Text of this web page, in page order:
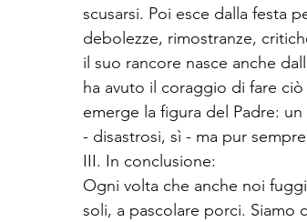
scusarsi. Poi esce dalla festa
debolezze, rimostranze,
il suo rancore nasce anche
ha avuto il coraggio di fare
emerge la figura del Padre:
- disastrosi, sì - ma pur
III. In conclusione:
Ogni volta che anche noi
soli, a pascolare porci. Siamo